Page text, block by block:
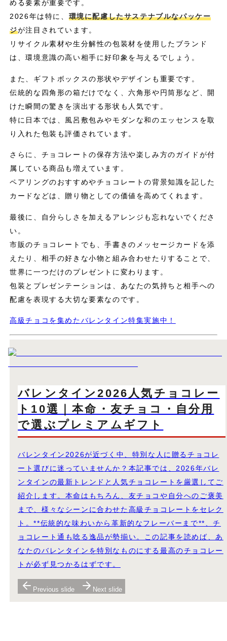
める要素が重要です。
2026年は特に、 環境に配慮したサステナブルなパッケー
ジが注目されています。
リサイクル素材や生分解性の包装材を使用したブランド
は、環境意識の高い相手に好印象を与えるでしょう。
また、ギフトボックスの形状やデザインも重要です。
伝統的な四角形の箱だけでなく、六角形や円筒形など、開
けた瞬間の驚きを演出する形状も人気です。
特に日本では、風呂敷包みやモダンな和のエッセンスを取
り入れた包装も評価されています。
さらに、チョコレートの保存方法や楽しみ方のガイドが付
属している商品も増えています。
ペアリングのおすすめやチョコレートの背景知識を記した
カードなどは、贈り物としての価値を高めてくれます。
最後に、自分らしさを加えるアレンジも忘れないでくださ
い。
市販のチョコレートでも、手書きのメッセージカードを添
えたり、相手の好きな小物と組み合わせたりすることで、
世界に一つだけのプレゼントに変わります。
包装とプレゼンテーションは、あなたの気持ちと相手への
配慮を表現する大切な要素なのです。
高級チョコを集めたバレンタイン特集実施中！
バレンタイン2026人気チョコレー
ト10選｜本命・友チョコ・自分用
で選ぶプレミアムギフト
バレンタイン2026が近づく中、特別な人に贈るチョコレ
ート選びに迷っていませんか？本記事では、2026年バレ
ンタインの最新トレンドと人気チョコレートを厳選してご
紹介します。本命はもちろん、友チョコや自分へのご褒美
まで、様々なシーンに合わせた高級チョコレートをセレク
ト。**伝統的な味わいから革新的なフレーバーまで**、チ
ョコレート通も唸る逸品が勢揃い。この記事を読めば、あ
なたのバレンタインを特別なものにする最高のチョコレー
トが必ず見つかるはずです。
Previous slide Next slide